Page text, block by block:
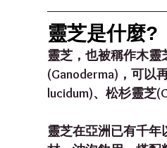
靈芝是什麼?
靈芝，也被稱作木
(Ganoderma)，可以
lucidum)、松杉靈芝
靈芝在亞洲已有千